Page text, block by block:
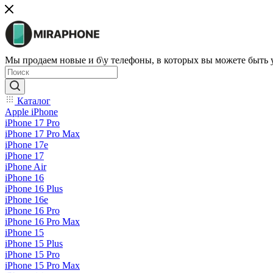
Мы продаем новые и б\у телефоны, в которых вы можете быть
Каталог
Apple iPhone
iPhone 17 Pro
iPhone 17 Pro Max
iPhone 17e
iPhone 17
iPhone Air
iPhone 16
iPhone 16 Plus
iPhone 16e
iPhone 16 Pro
iPhone 16 Pro Max
iPhone 15
iPhone 15 Plus
iPhone 15 Pro
iPhone 15 Pro Max